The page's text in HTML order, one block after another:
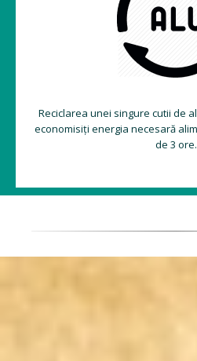
Reciclarea unei singure cutii de
economisiți energia necesară
de 3 ore.